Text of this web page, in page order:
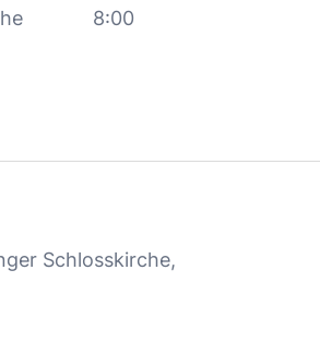
8:00
Schlosskirche,